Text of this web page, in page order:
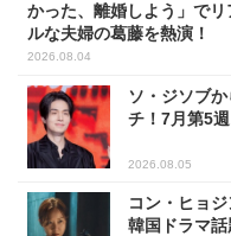
かった、離婚しよう」でリ
ルな夫婦の葛藤を熱演！
2026.08.04
ソ・ジソブ
チ！7月第5
2026.08.05
コン・ヒョ
韓国ドラマ